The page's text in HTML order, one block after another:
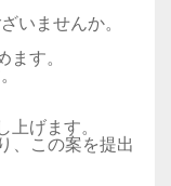
いませんか。
す。
げます。
、この案を提出